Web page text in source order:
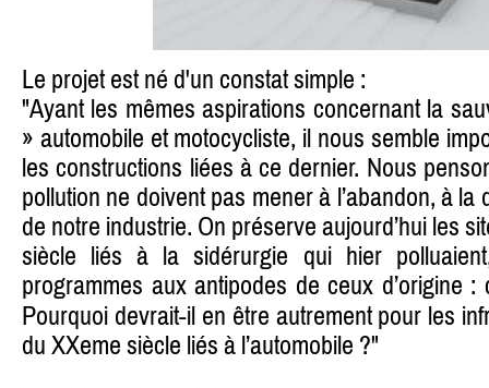
Le projet est né d'un constat simple :
"Ayant les mêmes aspirations concernant la
» automobile et motocycliste, il nous semble
les constructions liées à ce dernier. Nous
pollution ne doivent pas mener à l’abandon, à
de notre industrie. On préserve aujourd’hui les
siècle liés à la sidérurgie qui hier
programmes aux antipodes de ceux d’origine
Pourquoi devrait-il en être autrement pour les
du XXeme siècle liés à l’automobile ?"